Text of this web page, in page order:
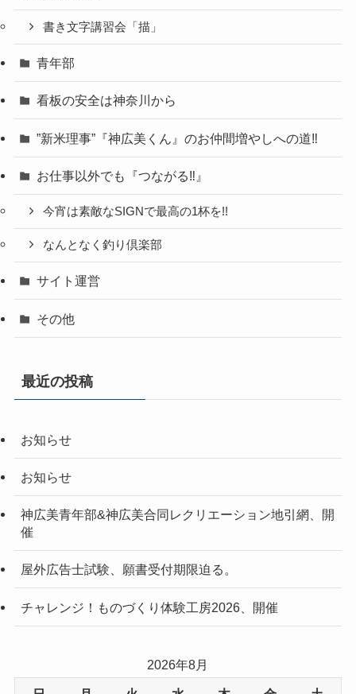
書き文字講習会「描」
青年部
看板の安全は神奈川から
”新米理事”『神広美くん』のお仲間増やしへの道‼
お仕事以外でも『つながる‼』
今宵は素敵なSIGNで最高の1杯を!!
なんとなく釣り倶楽部
サイト運営
その他
最近の投稿
お知らせ
お知らせ
神広美青年部&神広美合同レクリエーション地引網、開
催
屋外広告士試験、願書受付期限迫る。
チャレンジ！ものづくり体験工房2026、開催
2026年8月